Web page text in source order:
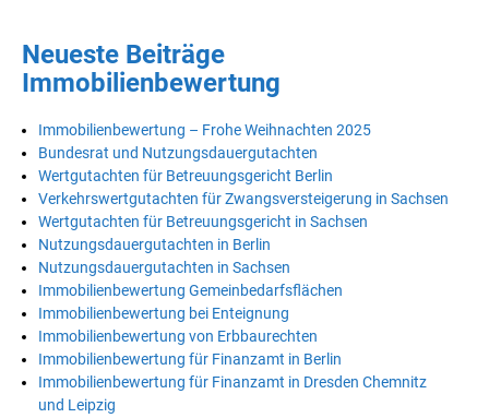
Neueste Beiträge
Immobilienbewertung
Immobilienbewertung – Frohe Weihnachten 2025
Bundesrat und Nutzungsdauergutachten
Wertgutachten für Betreuungsgericht Berlin
Verkehrswertgutachten für Zwangsversteigerung in Sachsen
Wertgutachten für Betreuungsgericht in Sachsen
Nutzungsdauergutachten in Berlin
Nutzungsdauergutachten in Sachsen
Immobilienbewertung Gemeinbedarfsflächen
Immobilienbewertung bei Enteignung
Immobilienbewertung von Erbbaurechten
Immobilienbewertung für Finanzamt in Berlin
Immobilienbewertung für Finanzamt in Dresden Chemnitz
und Leipzig